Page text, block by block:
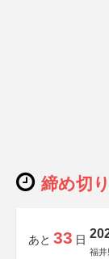
締め切
あと 33 日
福井